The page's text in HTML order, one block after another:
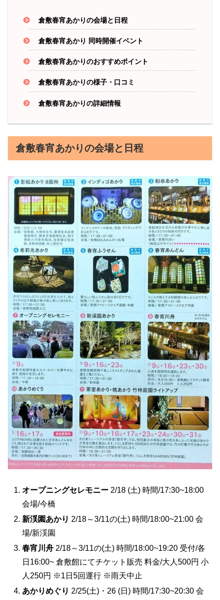
倉敷春宵あかりの会場と日程
倉敷春宵あかり 同時開催イベント
倉敷春宵あかりのおすすめポイント
倉敷春宵あかりの様子・口コミ
倉敷春宵あかりの詳細情報
倉敷春宵あかりの会場と日程
オープニングセレモニー 2/18 (土) 時間/17:30~18:00
会場/今橋
新渓園あかり 2/18～3/11の(土) 時間/18:00~21:00 会
場/新渓園
春宵川舟 2/18～3/11の(土) 時間/18:00~19:20 受付/各
日16:00~ 倉敷館にてチケット販売 料金/大人500円 小
人250円 ※1日5回運行 ※雨天中止
あかりめぐり 2/25(土)・26 (日) 時間/17:30~20:30 会